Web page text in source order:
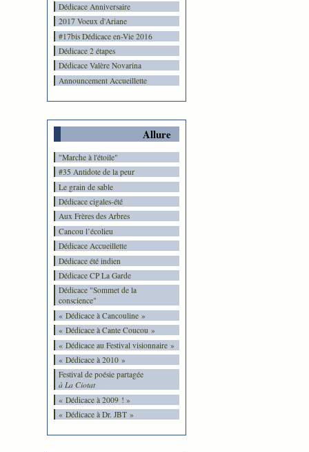
Dédicace Anniversaire
2017 Voeux d'Ariane
#17bis Dédicace en-Vie 2016
Dédicace 2 étapes
Dédicace Valère Novarina
Announcement Accueillette
Allure
"Marche à l'étoile"
#35 Antidote de la peur
Le grain de sable
Dédicace cigales-été
Aux Frères des Arbres
Cancou l’écolieu
Dédicace Accueillette
Dédicace été indien
Dédicace CP La Garde
Dédicace "Sommet de la
conscience"
« Dédicace à Cancouline »
« Dédicace à Cante Coucou »
« Dédicace au Festival visionnaire »
« Dédicace à 2010 »
Festival de poésie partagée
à La Ciotat
« Dédicace à 2009 ! »
« Dédicace à Dr. JBT »